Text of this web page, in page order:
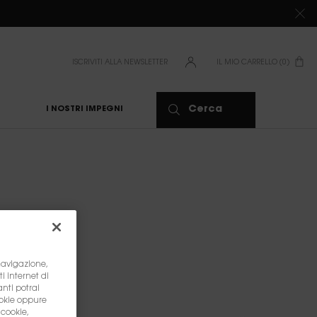
ISCRIVITI ALLA NEWSLETTER IL MIO CARRELLO 0
I NOSTRI IMPEGNI Cerca
internet di
potrai
oppure